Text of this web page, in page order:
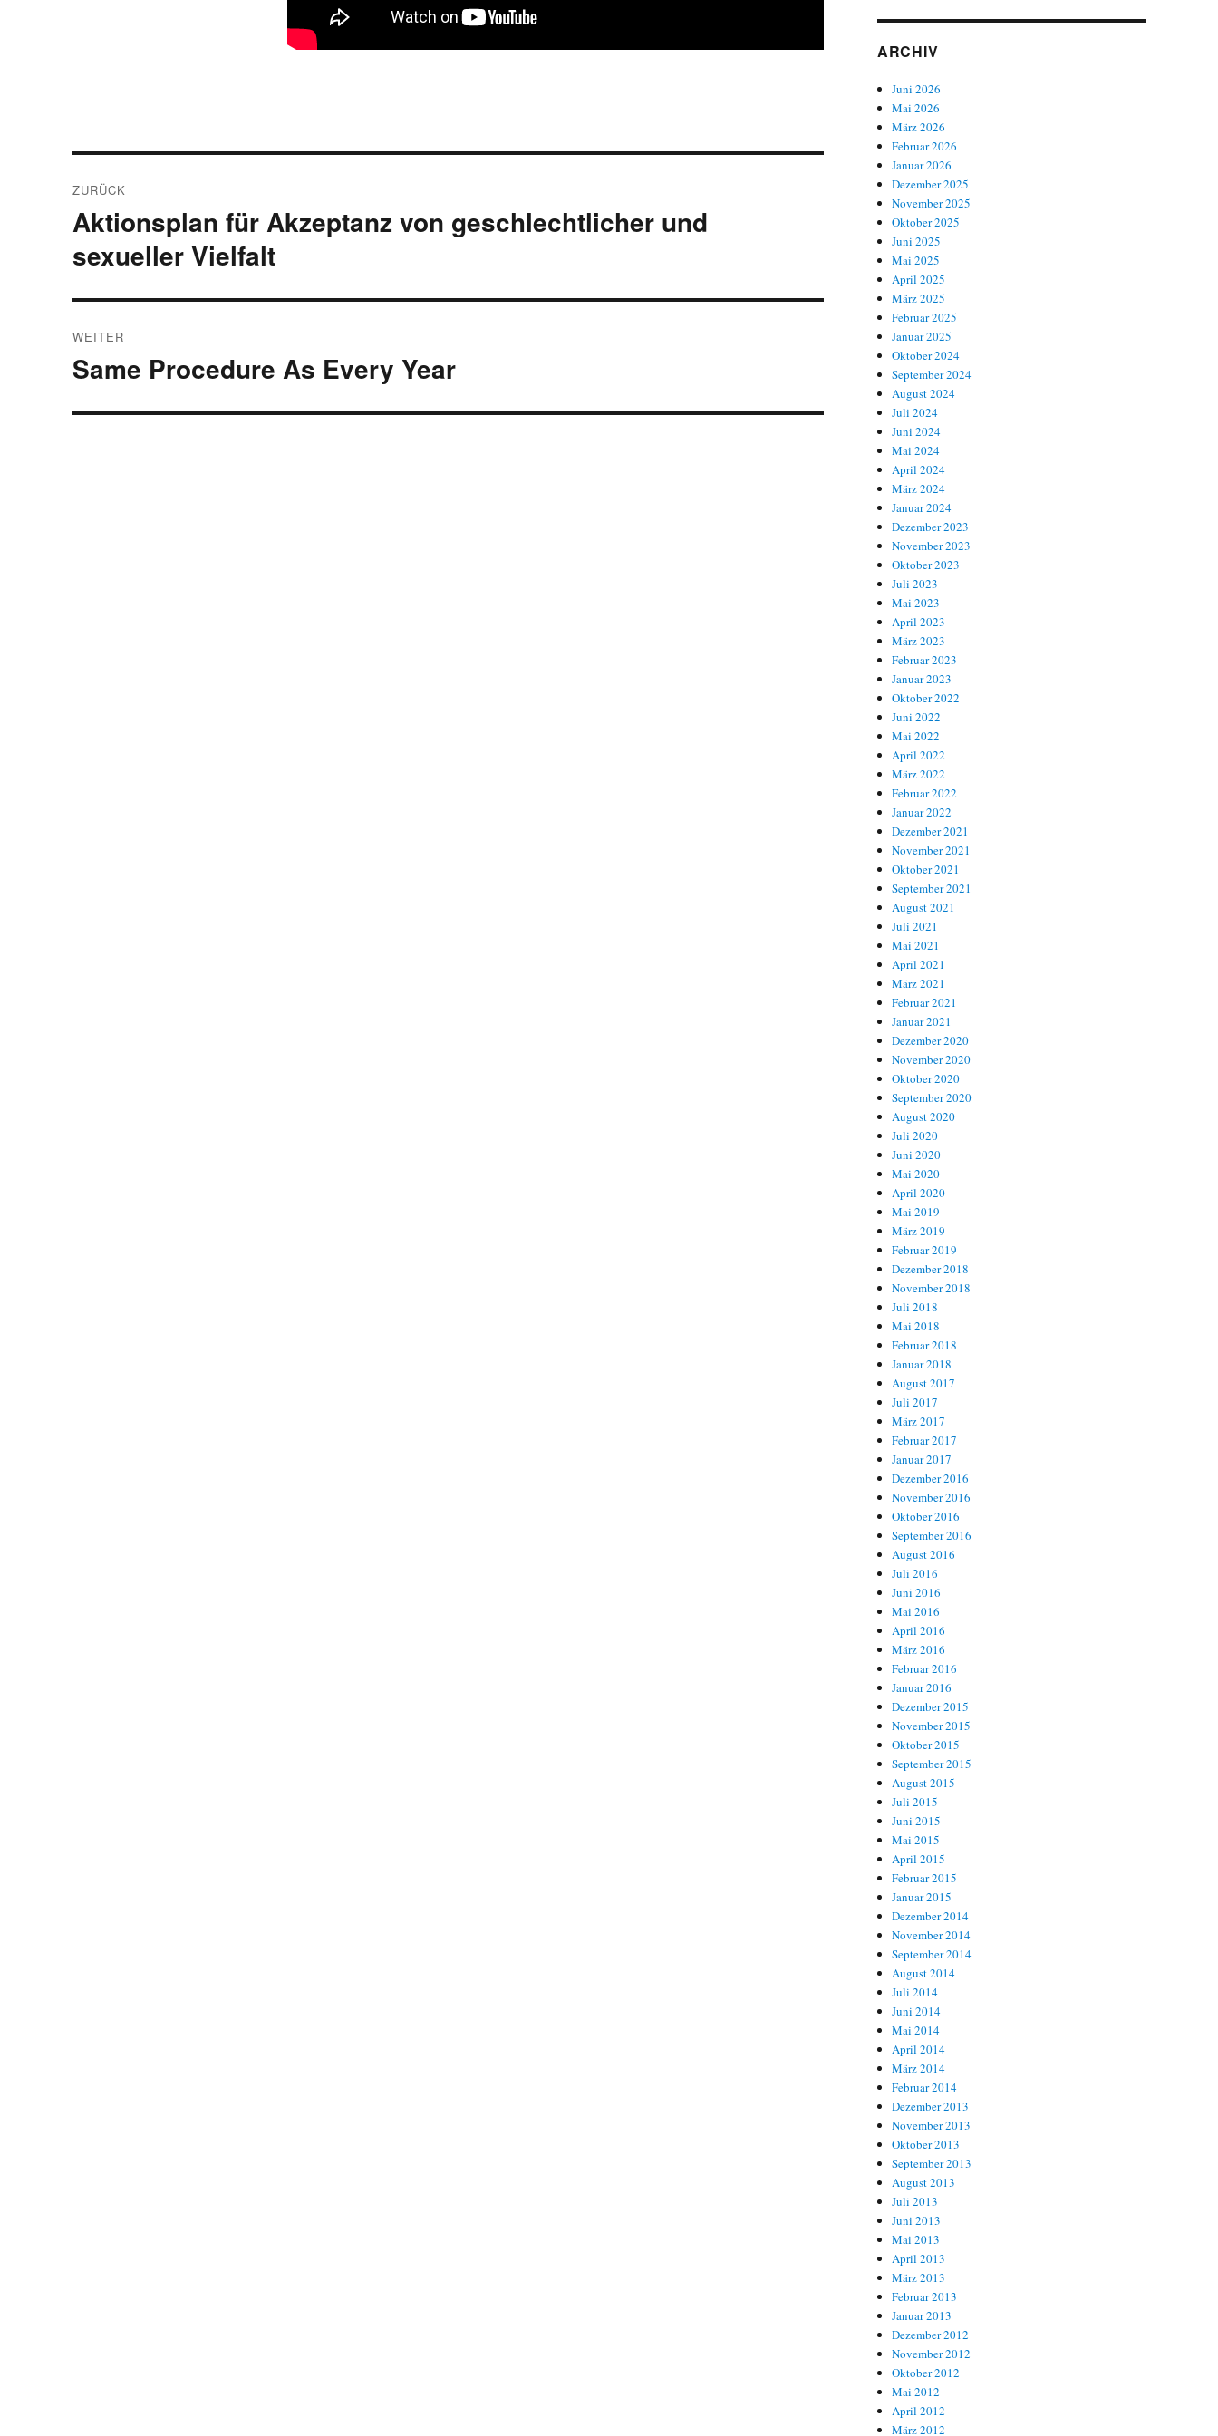
ZURÜCK
Vorheriger
Aktionsplan für Akzeptanz von geschlechtlicher und
sexueller Vielfalt
WEITER
Nächster
Same Procedure As Every Year
ARCHIV
Juni 2026
Mai 2026
März 2026
Februar 2026
Januar 2026
Dezember 2025
November 2025
Oktober 2025
Juni 2025
Mai 2025
April 2025
März 2025
Februar 2025
Januar 2025
Oktober 2024
September 2024
August 2024
Juli 2024
Juni 2024
Mai 2024
April 2024
März 2024
Januar 2024
Dezember 2023
November 2023
Oktober 2023
Juli 2023
Mai 2023
April 2023
März 2023
Februar 2023
Januar 2023
Oktober 2022
Juni 2022
Mai 2022
April 2022
März 2022
Februar 2022
Januar 2022
Dezember 2021
November 2021
Oktober 2021
September 2021
August 2021
Juli 2021
Mai 2021
April 2021
März 2021
Februar 2021
Januar 2021
Dezember 2020
November 2020
Oktober 2020
September 2020
August 2020
Juli 2020
Juni 2020
Mai 2020
April 2020
Mai 2019
März 2019
Februar 2019
Dezember 2018
November 2018
Juli 2018
Mai 2018
Februar 2018
Januar 2018
August 2017
Juli 2017
März 2017
Februar 2017
Januar 2017
Dezember 2016
November 2016
Oktober 2016
September 2016
August 2016
Juli 2016
Juni 2016
Mai 2016
April 2016
März 2016
Februar 2016
Januar 2016
Dezember 2015
November 2015
Oktober 2015
September 2015
August 2015
Juli 2015
Juni 2015
Mai 2015
April 2015
Februar 2015
Januar 2015
Dezember 2014
November 2014
September 2014
August 2014
Juli 2014
Juni 2014
Mai 2014
April 2014
März 2014
Februar 2014
Dezember 2013
November 2013
Oktober 2013
September 2013
August 2013
Juli 2013
Juni 2013
Mai 2013
April 2013
März 2013
Februar 2013
Januar 2013
Dezember 2012
November 2012
Oktober 2012
Mai 2012
April 2012
März 2012